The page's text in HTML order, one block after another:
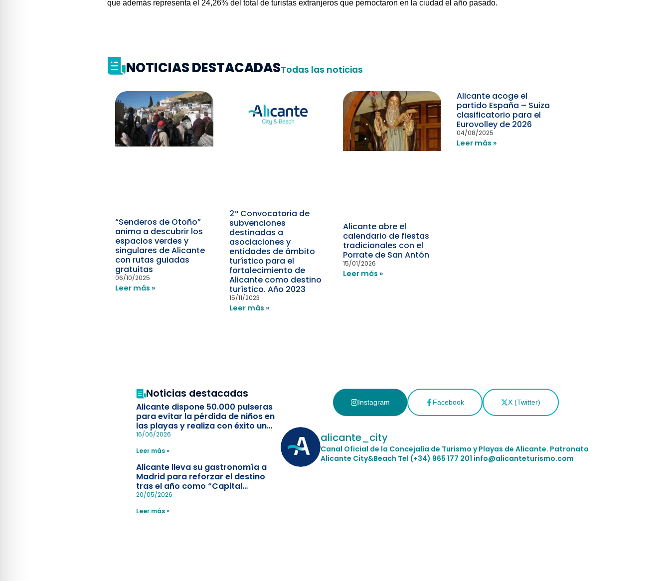
que además representa el 24,26% del total de turistas extranjeros que pernoctaron en la ciudad el año pasado.
NOTICIAS DESTACADASTodas las noticias
“Senderos de Otoño”
anima a descubrir los
espacios verdes y
singulares de Alicante
con rutas guiadas
gratuitas
06/10/2025
Leer más »
2ª Convocatoria de
subvenciones
destinadas a
asociaciones y
entidades de ámbito
turístico para el
fortalecimiento de
Alicante como destino
turístico. Año 2023
15/11/2023
Leer más »
Alicante abre el
calendario de fiestas
tradicionales con el
Porrate de San Antón
15/01/2026
Leer más »
Alicante acoge el
partido España – Suiza
clasificatorio para el
Eurovolley de 2026
04/08/2025
Leer más »
Noticias destacadas
Alicante dispone 50.000 pulseras
para evitar la pérdida de niños en
las playas y realiza con éxito un
simulacro de socorrismo
16/06/2026
Leer más »
Alicante lleva su gastronomía a
Madrid para reforzar el destino
tras el año como “Capital
Española”
20/05/2026
Leer más »
Instagram Facebook X (Twitter)
alicante_city
Canal Oficial de la Concejalía de Turismo y Playas de Alicante. Patronato
Alicante City&Beach Tel (+34) 965 177 201 info@alicanteturismo.com